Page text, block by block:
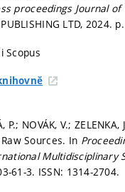
proceedings Journal
LTD, 2024.
Scopus
P.; NOVÁK, V.;
Sources. In
Multidisciplinary
61-3. ISSN: 1314-2704.